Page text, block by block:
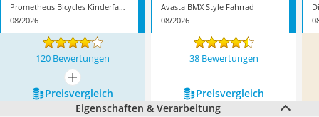
Prometheus Bicycles Kinderfahrrad 16 Zoll
08/2026
Avasta BMX Style Fahrrad
08/2026
120 Bewertungen 38 Bewertungen
mehr anzeigen
Preis­vergleich
Preis­vergleich
Eigenschaften & Verarbeitung